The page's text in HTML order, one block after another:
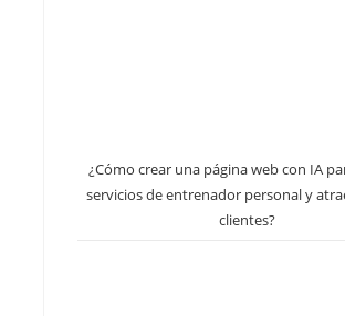
¿Cómo crear una página web con IA
servicios de entrenador personal y
clientes?